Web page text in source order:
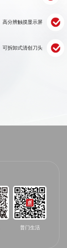
高分辨触摸显示屏
可拆卸式清创刀头
普门生活